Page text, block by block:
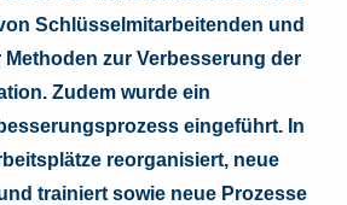
Schlüsselmitarbeitenden und
zur Verbesserung der
Zudem wurde ein
eingeführt. In
reorganisiert, neue
trainiert sowie neue Prozesse